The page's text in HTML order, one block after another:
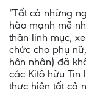
“Tất cả những
hào mạnh mẽ
thân linh mục,
chức cho phụ
hôn nhân) đã
các Kitô hữu Tin
thực hiện tất cả